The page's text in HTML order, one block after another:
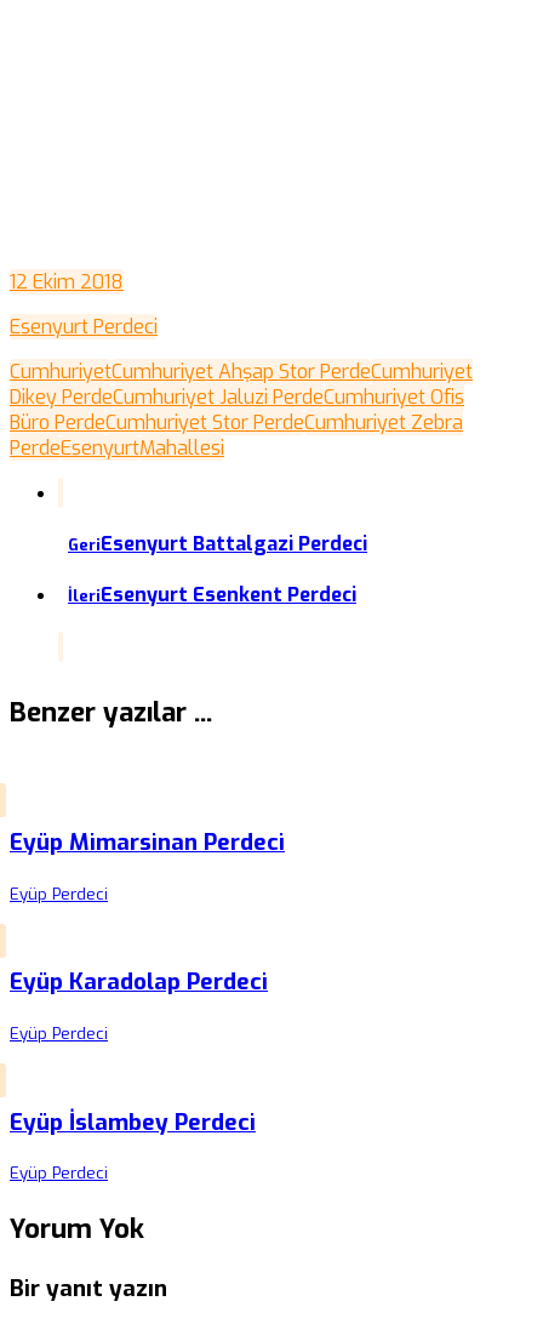
12 Ekim 2018
Esenyurt Perdeci
CumhuriyetCumhuriyet Ahşap Stor PerdeCumhuriyet
Dikey PerdeCumhuriyet Jaluzi PerdeCumhuriyet Ofis
Büro PerdeCumhuriyet Stor PerdeCumhuriyet Zebra
PerdeEsenyurtMahallesi
GeriEsenyurt Battalgazi Perdeci
İleriEsenyurt Esenkent Perdeci
Benzer yazılar ...
Eyüp Mimarsinan Perdeci
Eyüp Perdeci
Eyüp Karadolap Perdeci
Eyüp Perdeci
Eyüp İslambey Perdeci
Eyüp Perdeci
Yorum Yok
Bir yanıt yazın